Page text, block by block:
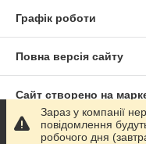
Графік роботи
Повна версія сайту
Сайт створено на
Політика
Зараз у компанії
повідомлення
робочого дня